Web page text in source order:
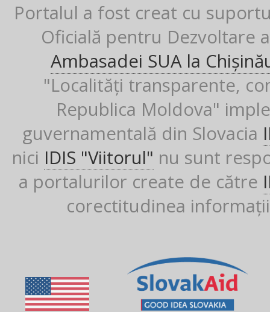
Portalul a fost creat cu
Oficială pentru Dezvoltare
Ambasadei SUA la
"Localități transparente,
Republica Moldova"
guvernamentală din Slovacia
nici IDIS "Viitorul" nu sunt
a portalurilor create de către
corectitudinea